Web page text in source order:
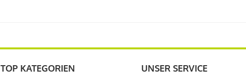
TOP KATEGORIEN UNSER SERVICE